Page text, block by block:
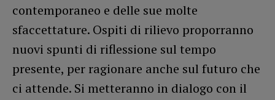
contemporaneo e delle sue molte
sfaccettature. Ospiti di rilievo proporranno
nuovi spunti di riflessione sul tempo
presente, per ragionare anche sul futuro che
ci attende. Si metteranno in dialogo con il